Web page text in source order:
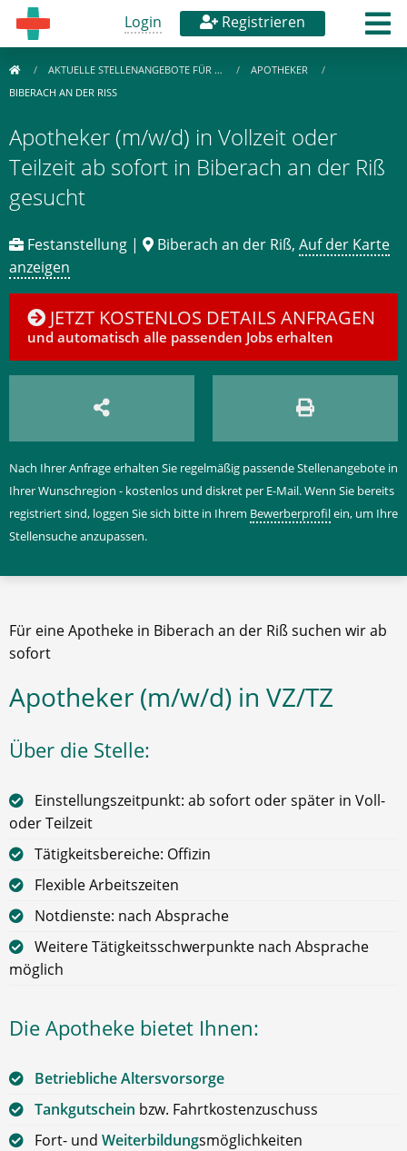
Login Registrieren
AKTUELLE STELLENANGEBOTE FÜR …
APOTHEKER
BIBERACH AN DER RISS
Apotheker (m/w/d) in Vollzeit oder
Teilzeit ab sofort in Biberach an der Riß
gesucht
Festanstellung | Biberach an der Riß, Auf der Karte
anzeigen
JETZT KOSTENLOS DETAILS ANFRAGEN
und automatisch alle passenden Jobs erhalten
Nach Ihrer Anfrage erhalten Sie regelmäßig passende Stellenangebote in
Ihrer Wunschregion - kostenlos und diskret per E-Mail. Wenn Sie bereits
registriert sind, loggen Sie sich bitte in Ihrem Bewerberprofilein, um Ihre
Stellensuche anzupassen.
Für eine Apotheke in Biberach an der Riß suchen wir ab
sofort
Apotheker (m/w/d) in VZ/TZ
Über die Stelle:
Einstellungszeitpunkt: ab sofort oder später in Voll-
oder Teilzeit
Tätigkeitsbereiche: Offizin
Flexible Arbeitszeiten
Notdienste: nach Absprache
Weitere Tätigkeitsschwerpunkte nach Absprache
möglich
Die Apotheke bietet Ihnen:
Betriebliche Altersvorsorge
Tankgutschein bzw. Fahrtkostenzuschuss
Fort- und Weiterbildungsmöglichkeiten